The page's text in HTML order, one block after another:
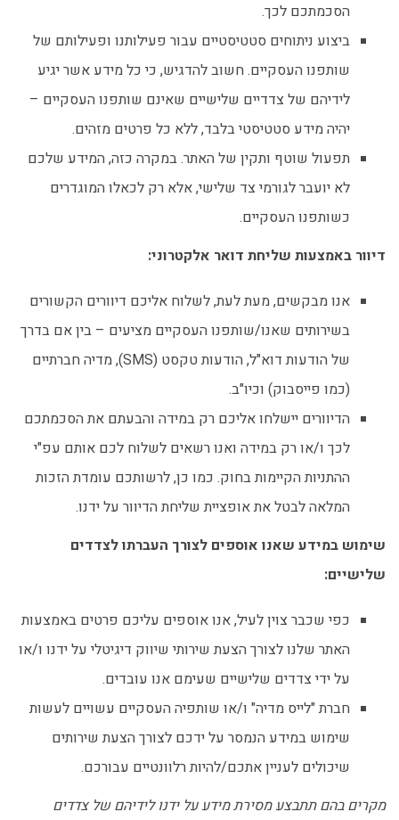
הסכמתכם לכך.
ביצוע ניתוחים סטטיסטיים עבור פעילותנו ופעילותם של
שותפנו העסקיים. חשוב להדגיש, כי כל מידע אשר יגיע
לידיהם של צדדיים שלישיים שאינם שותפנו העסקיים –
יהיה מידע סטטיסטי בלבד, ללא כל פרטים מזהים.
תפעול שוטף ותקין של האתר. במקרה כזה, המידע שלכם
לא יועבר לגורמי צד שלישי, אלא רק לכאלו המוגדרים
כשותפנו העסקיים.
דיוור באמצעות שליחת דואר אלקטרוני:
אנו מבקשים, מעת לעת, לשלוח אליכם דיוורים הקשורים
בשירותים שאנו/שותפנו העסקיים מציעים – בין אם בדרך
של הודעות דוא"ל, הודעות טקסט (SMS), מדיה חברתיים
(כמו פייסבוק) וכיו"ב.
הדיוורים יישלחו אליכם רק במידה והבעתם את הסכמתכם
לכך ו/או רק במידה ואנו רשאים לשלוח לכם אותם עפ"י
ההתניות הקיימות בחוק. כמו כן, לרשותכם עומדת הזכות
המלאה לבטל את אופציית שליחת הדיוור על ידנו.
שימוש במידע שאנו אוספים לצורך העברתו לצדדים
שלישיים:
כפי שכבר צוין לעיל, אנו אוספים עליכם פרטים באמצעות
האתר שלנו לצורך הצעת שירותי שיווק דיגיטלי על ידנו ו/או
על ידי צדדים שלישיים שעימם אנו עובדים.
חברת "לייס מדיה" ו/או שותפיה העסקיים עשויים לעשות
שימוש במידע הנמסר על ידכם לצורך הצעת שירותים
שיכולים לעניין אתכם/להיות רלוונטיים עבורכם.
מקרים בהם תתבצע מסירת מידע על ידנו לידיהם של צדדים